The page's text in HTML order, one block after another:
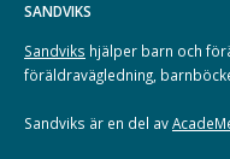
SANDVIKS
Sandviks hjälper barn och
föräldravägledning,
Sandviks är en del av